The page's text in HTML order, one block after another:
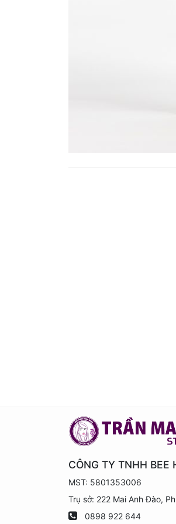
CÔNG TY TNHH BEE
MST: 5801353006
Trụ sở: 222 Mai Anh Đào,
0898 922 644